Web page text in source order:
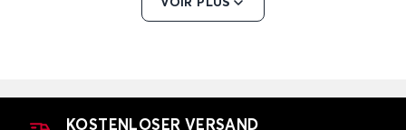
PROACE CITY Electric
VOIR PLUS
KOSTENLOSER VERSAND